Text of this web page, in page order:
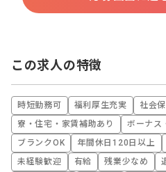
この求人の特徴
時短勤務可 福利厚生充実
社会
寮・住宅・家賃補助あり
ボーナス
ブランクOK
年間休日120日以上
未経験歓迎
有給 残業少なめ